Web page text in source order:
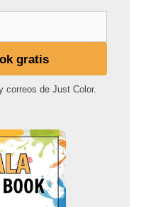
gratis
correos de Just Color.